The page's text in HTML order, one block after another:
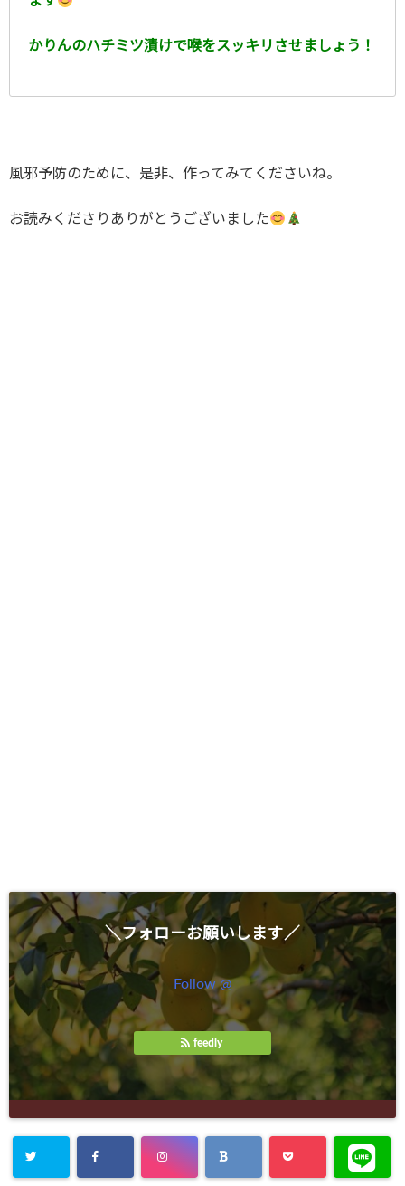
かりんのハチミツ漬けで喉をスッキリさせましょう！
風邪予防のために、是非、作ってみてくださいね。
お読みくださりありがとうございました
＼フォローお願いします／
Follow @
feedly